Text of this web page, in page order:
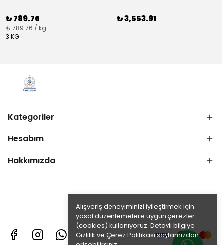
Alışveriş deneyiminizi iyileştirmek için
yasal düzenlemelere uygun çerezler
(cookies) kullanıyoruz. Detaylı bilgiye
Gizlilik ve Çerez Politikasısayfamızdan
₺ 789.76
₺ 789.76 / kg
3 KG
₺ 3,553.91
Kategoriler
Hesabım
Hakkımızda